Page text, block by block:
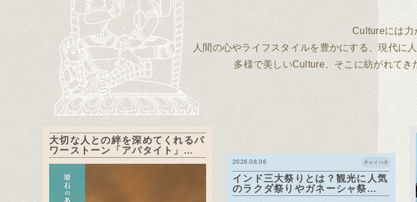
Cultureには力
人間の心やライフスタイルを豊かにする、現代に
多様で美しいCulture、そこに紡がれてき
大切な人との絆を深めてくれるパ
ワーストーン「アパタイト」...
インド三大祭りとは？観光に人気
のラクダ祭りやガネーシャ祭...
2026.08.06 チャイハネ